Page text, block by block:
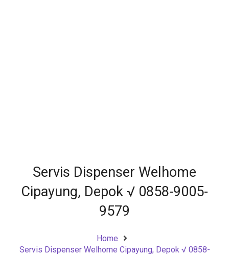
Servis Dispenser Welhome
Cipayung, Depok √ 0858-9005-
9579
Home
Servis Dispenser Welhome Cipayung, Depok √ 0858-